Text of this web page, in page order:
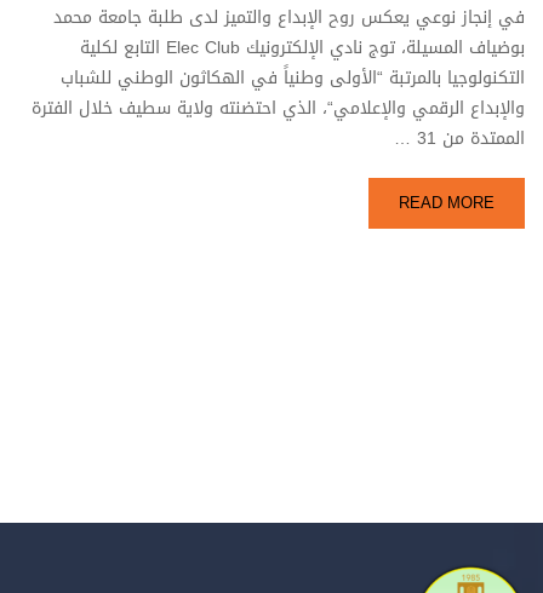
في إنجاز نوعي يعكس روح الإبداع والتميز لدى طلبة جامعة محمد
بوضياف المسيلة، توج نادي الإلكترونيك Elec Club التابع لكلية
التكنولوجيا بالمرتبة “الأولى وطنياً في الهكاثون الوطني للشباب
والإبداع الرقمي والإعلامي“، الذي احتضنته ولاية سطيف خلال الفترة
الممتدة من 31 …
READ MORE